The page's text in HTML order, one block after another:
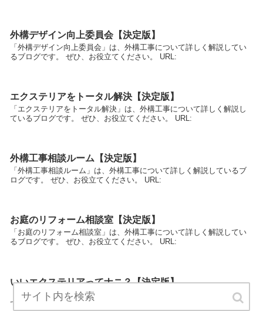
外構デザイン向上委員会【決定版】
「外構デザイン向上委員会」は、外構工事について詳しく解説してい
るブログです。 ぜひ、お役立てください。 URL:
エクステリアをトータル解決【決定版】
「エクステリアをトータル解決」は、外構工事について詳しく解説し
ているブログです。 ぜひ、お役立てください。 URL:
外構工事相談ルーム【決定版】
「外構工事相談ルーム」は、外構工事について詳しく解説しているブ
ログです。 ぜひ、お役立てください。 URL:
お庭のリフォーム相談室【決定版】
「お庭のリフォーム相談室」は、外構工事について詳しく解説してい
るブログです。 ぜひ、お役立てください。 URL:
いいエクステリアってナニ？【決定版】
「いいエクステリアってナニ？」は、外構工事について詳しく解説し
ているブログです。 ぜひ、お役立てください。 URL: